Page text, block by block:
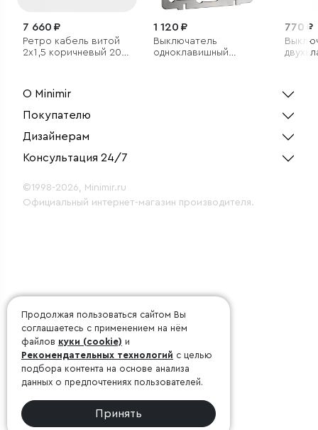
7 660 ₽
Ретро кабель витой
2х1,5 коричневый 20 м
1 120 ₽
Выключатель
одноклавишный
770 ₽
О Minimir
Покупателю
Дизайнерам
Консультация 24/7
©1998-2026, Minimir.ru
Официальный интернет-магазин производителя.
Продолжая пользоваться сайтом Вы
соглашаетесь с применением на нём
файлов куки (cookie) и
Рекомендательных технологий с целью
подбора контента на основе анализа
данных о предпочтениях пользователей.
Принять